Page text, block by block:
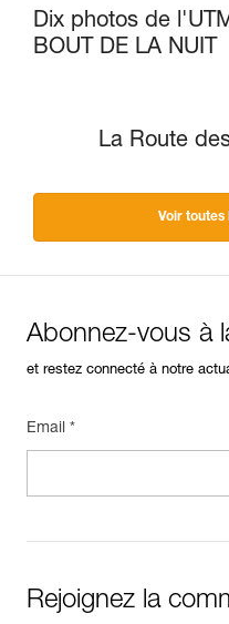
Dix photos de
BOUT DE LA NUIT
La Route
Voir toutes
Abonnez-vous à
et restez connecté à notre
Email *
Rejoignez la